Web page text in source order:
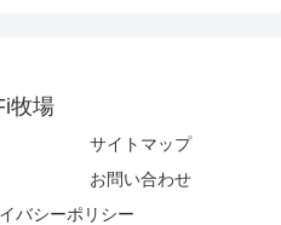
牧場
サイトマップ
お問い合わせ
バシーポリシー